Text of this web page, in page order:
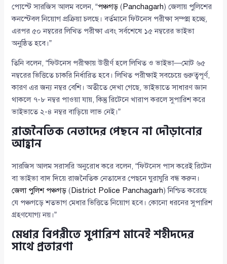
পোস্টে সারজিস আলম বলেন, “পঞ্চগড় (Panchagarh) জেলায় পুলিশের
কনস্টেবল নিয়োগ প্রক্রিয়া চলছে। বর্তমানে ফিটনেস পরীক্ষা সম্পন্ন হচ্ছে,
এরপর ৫০ নম্বরের লিখিত পরীক্ষা এবং সর্বশেষে ১৫ নম্বরের ভাইভা
অনুষ্ঠিত হবে।”
তিনি বলেন, “ফিটনেস পরীক্ষায় উত্তীর্ণ হলে লিখিত ও ভাইভা—মোট ৬৫
নম্বরের ভিত্তিতে চাকরি নির্ধারিত হবে। লিখিত পরীক্ষাই সবচেয়ে গুরুত্বপূর্ণ,
কারণ এর জন্য নম্বর বেশি। অতীতে দেখা গেছে, ভাইভাতে সাধারণ জ্ঞান
থাকলে ৭-৮ নম্বর পাওয়া যায়, কিন্তু রিটেনে খারাপ করলে সুপারিশ করে
ভাইভাতে ২-৪ নম্বর বাড়িয়ে লাভ নেই।”
রাজনৈতিক নেতাদের পেছনে না দৌড়ানোর
আহ্বান
সারজিস আলম সরাসরি অনুরোধ করে বলেন, “ফিটনেস পাস করেই রিটেন
বা ভাইভা বাদ দিয়ে রাজনৈতিক নেতাদের পেছনে ঘুরাঘুরি বন্ধ করুন।
জেলা পুলিশ পঞ্চগড় (District Police Panchagarh) নিশ্চিত করেছে
যে পঞ্চগড়ে শতভাগ মেধার ভিত্তিতে নিয়োগ হবে। কোনো ধরনের সুপারিশ
গ্রহণযোগ্য নয়।”
মেধার বিপরীতে সুপারিশ মানেই শহীদদের
সাথে প্রতারণা